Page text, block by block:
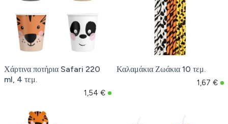
Χάρτινα ποτήρια Safari 220
ml, 4 τεμ.
1,54 €
Καλαμάκια Ζωάκια 10 τεμ.
1,67 €